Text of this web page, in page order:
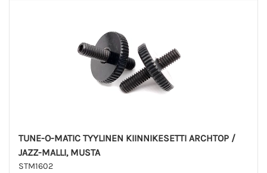
TUNE-O-MATIC TYYLINEN KIINNIKESETTI ARCHTOP /
JAZZ-MALLI, MUSTA
STM1602